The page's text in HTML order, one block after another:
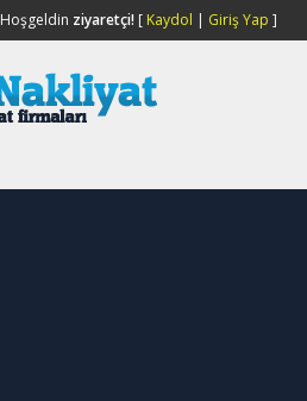
Hoşgeldin ziyaretçi![ Kaydol | Giriş Yap ]